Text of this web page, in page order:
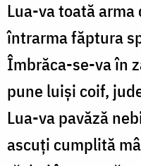
Lua-va toată
întrarma făptura
Îmbrăca-se-va în
pune luişi coif,
Lua-va pavăză
ascuţi cumplită